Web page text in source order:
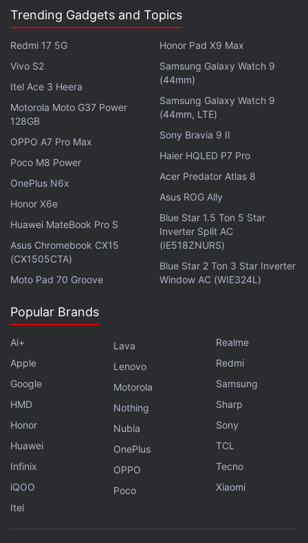
ये भी पढ़े:Moto G37,Moto G37 Power,Motorola
Comparison, Android Phone, Tech News
Mobile Comparison
Trending Gadgets and Topics
Redmi 17 5G
Vivo S2
Itel Ace 3 Heera
Motorola Moto G37 Power
128GB
OPPO A7 Pro Max
Poco M8 Power
OnePlus N6x
Honor X6e
Huawei MateBook Pro S
Asus Chromebook CX15
(CX1505CTA)
Moto Pad 70 Groove
Honor Pad X9 Max
Samsung Galaxy Watch 9
(44mm)
Samsung Galaxy Watch 9
(44mm, LTE)
Sony Bravia 9 II
Haier HQLED P7 Pro
Acer Predator Atlas 8
Asus ROG Ally
Blue Star 1.5 Ton 5 Star
Inverter Split AC
(IE518ZNURS)
Blue Star 2 Ton 3 Star Inverter
Window AC (WIE324L)
Popular Brands
Ai+
Apple
Google
HMD
Honor
Huawei
Infinix
iQOO
Itel
Lava
Lenovo
Motorola
Nothing
Nubia
OnePlus
OPPO
Poco
Realme
Redmi
Samsung
Sharp
Sony
TCL
Tecno
Xiaomi